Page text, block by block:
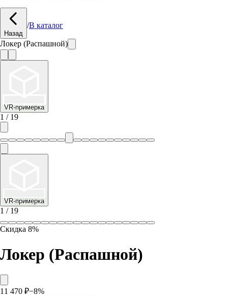
Назад
/В каталог
Локер (Распашной)
VR-примерка
1 / 19
VR-примерка
1 / 19
Скидка 8%
Локер (Распашной)
11 470 ₽−8%